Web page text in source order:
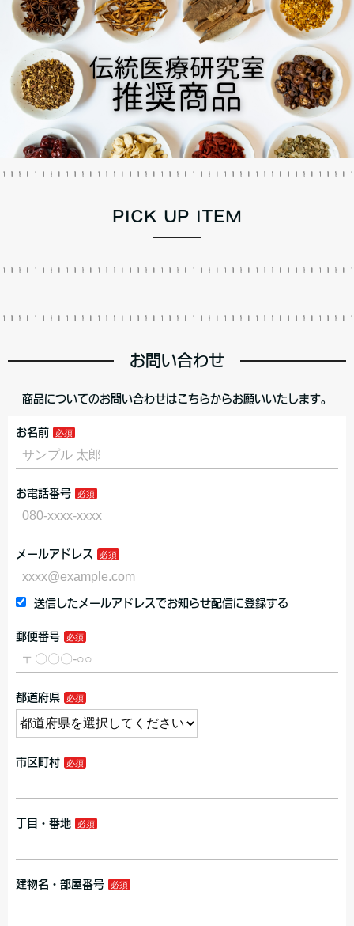
PICK UP ITEM
お問い合わせ
商品についてのお問い合わせはこちらからお願いいたします。
お名前
お電話番号
メールアドレス
送信したメールアドレスでお知らせ配信に登録する
郵便番号
都道府県
市区町村
丁目・番地
建物名・部屋番号